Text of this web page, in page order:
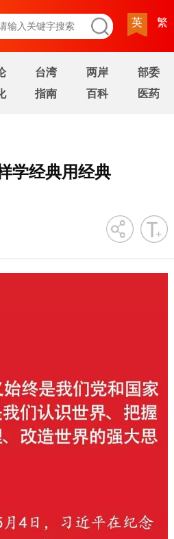
英 繁
台湾 两岸
部委
指南 百科 医药
学经典用经典
字号